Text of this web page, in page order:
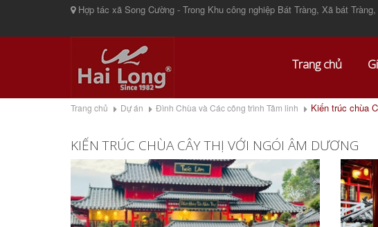
Hợp tác xã Song Cường - Trong Khu công nghiệp Bát Tràng, Xã bát
Trang chủ
Trang chủ Dự án Đình Chùa và Các công trình Tâm linh Kiến trúc chùa
KIẾN TRÚC CHÙA CÂY THỊ VỚI NGÓI ÂM DƯƠNG